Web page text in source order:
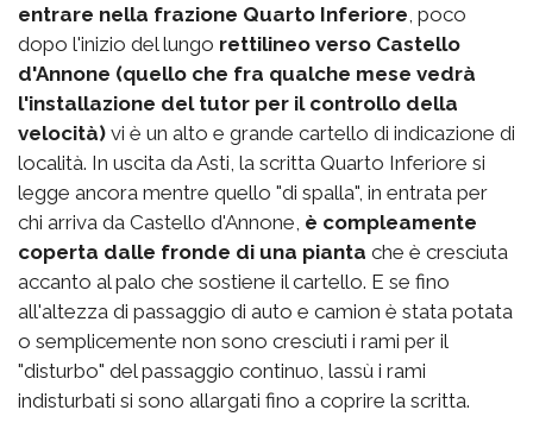
entrare nella frazione Quarto Inferiore , poco
dopo l'inizio del lungo rettilineo verso Castello
d'Annone (quello che fra qualche mese vedrà
l'installazione del tutor per il controllo della
velocità) vi è un alto e grande cartello di indicazione di
località. In uscita da Asti, la scritta Quarto Inferiore si
legge ancora mentre quello "di spalla", in entrata per
chi arriva da Castello d'Annone, è compleamente
coperta dalle fronde di una pianta che è cresciuta
accanto al palo che sostiene il cartello. E se fino
all'altezza di passaggio di auto e camion è stata potata
o semplicemente non sono cresciuti i rami per il
"disturbo" del passaggio continuo, lassù i rami
indisturbati si sono allargati fino a coprire la scritta.